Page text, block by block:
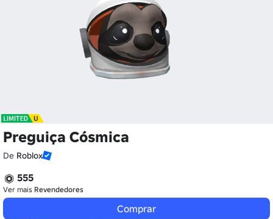
Preguiça Cósmica
De Roblox
555
Ver mais Revendedores
Comprar